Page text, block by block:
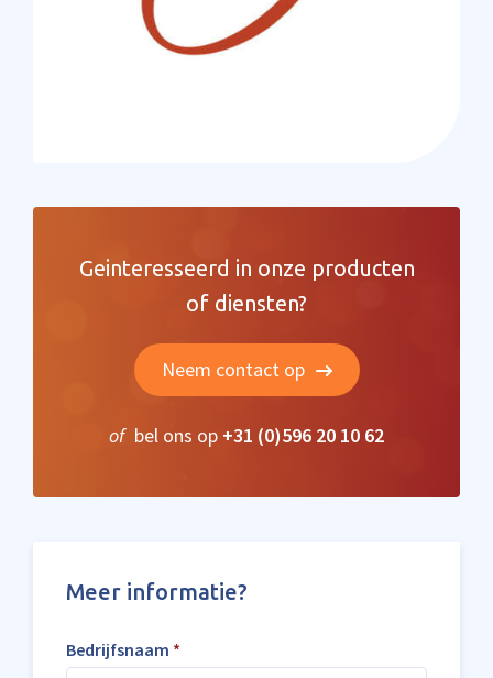
Geinteresseerd in onze producten
of diensten?
Neem contact op
of bel ons op +31 (0)596 20 10 62
Meer informatie?
Bedrijfsnaam *